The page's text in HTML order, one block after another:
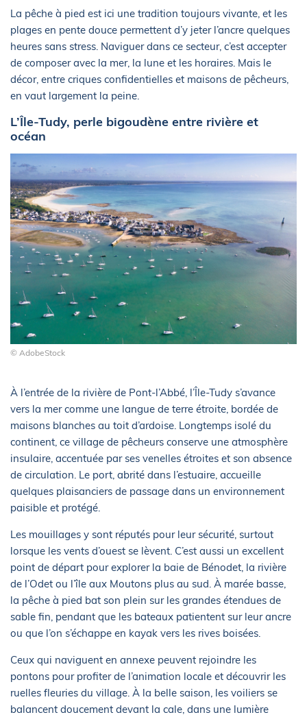
La pêche à pied est ici une tradition toujours vivante, et les
plages en pente douce permettent d’y jeter l’ancre quelques
heures sans stress. Naviguer dans ce secteur, c’est accepter
de composer avec la mer, la lune et les horaires. Mais le
décor, entre criques confidentielles et maisons de pêcheurs,
en vaut largement la peine.
L’Île-Tudy, perle bigoudène entre rivière et
océan
© AdobeStock
À l’entrée de la rivière de Pont-l’Abbé, l’Île-Tudy s’avance
vers la mer comme une langue de terre étroite, bordée de
maisons blanches au toit d’ardoise. Longtemps isolé du
continent, ce village de pêcheurs conserve une atmosphère
insulaire, accentuée par ses venelles étroites et son absence
de circulation. Le port, abrité dans l’estuaire, accueille
quelques plaisanciers de passage dans un environnement
paisible et protégé.
Les mouillages y sont réputés pour leur sécurité, surtout
lorsque les vents d’ouest se lèvent. C’est aussi un excellent
point de départ pour explorer la baie de Bénodet, la rivière
de l’Odet ou l’île aux Moutons plus au sud. À marée basse,
la pêche à pied bat son plein sur les grandes étendues de
sable fin, pendant que les bateaux patientent sur leur ancre
ou que l’on s’échappe en kayak vers les rives boisées.
Ceux qui naviguent en annexe peuvent rejoindre les
pontons pour profiter de l’animation locale et découvrir les
ruelles fleuries du village. À la belle saison, les voiliers se
balancent doucement devant la cale, dans une lumière